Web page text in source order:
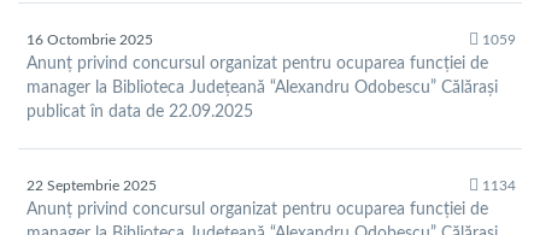
16 Octombrie 2025 1059
Anunț privind concursul organizat pentru ocuparea funcției de
manager la Biblioteca Județeană “Alexandru Odobescu” Călărași
publicat în data de 22.09.2025
22 Septembrie 2025 1134
Anunț privind concursul organizat pentru ocuparea funcției de